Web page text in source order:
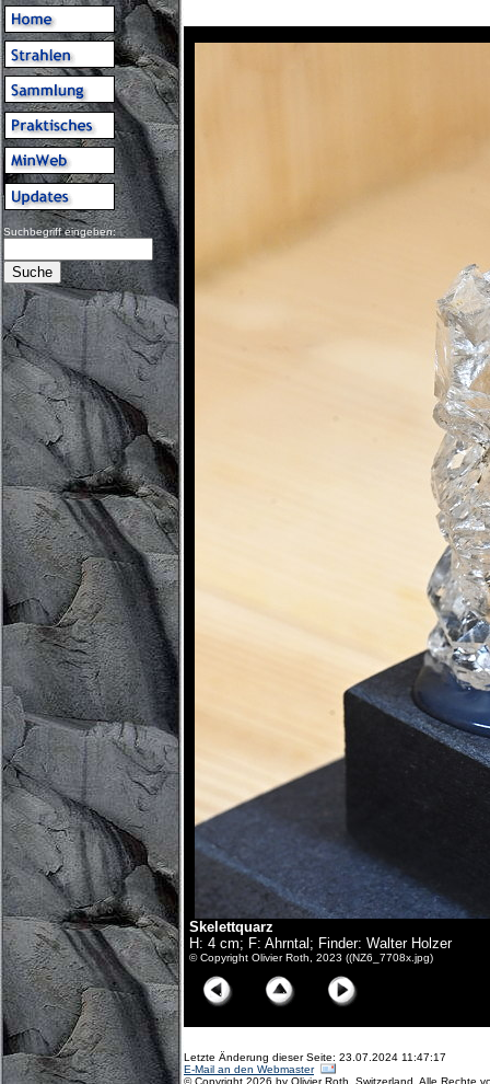
Suchbegriff eingeben:
Skelettquarz
H: 4 cm; F: Ahrntal; Finder: Walter Holzer
© Copyright Olivier Roth, 2023 ((NZ6_7708x.jpg)
Letzte Änderung dieser Seite: 23.07.2024 11:47:17
E-Mail an den Webmaster
© Copyright 2026 by Olivier Roth, Switzerland. Alle Rechte